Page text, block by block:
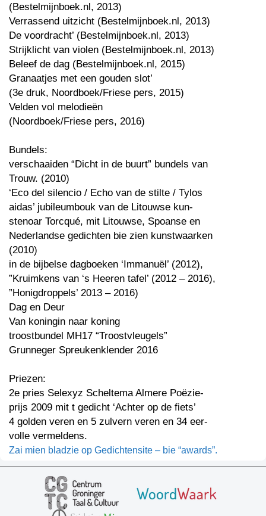
(Bestelmijnboek.nl, 2013)
Verrassend uitzicht (Bestelmijnboek.nl, 2013)
De voordracht’ (Bestelmijnboek.nl, 2013)
Strijklicht van violen (Bestelmijnboek.nl, 2013)
Beleef de dag (Bestelmijnboek.nl, 2015)
Granaatjes met een gouden slot’
(3e druk, Noordboek/Friese pers, 2015)
Velden vol melodieën
(Noordboek/Friese pers, 2016)
Bundels:
verschaaiden “Dicht in de buurt” bundels van
Trouw. (2010)
‘Eco del silencio / Echo van de stilte / Tylos
aidas’ jubileumbouk van de Litouwse kun-
stenoar Torcqué, mit Litouwse, Spoanse en
Nederlandse gedichten bie zien kunstwaarken
(2010)
in de bijbelse dagboeken ‘Immanuël’ (2012),
”Kruimkens van ‘s Heeren tafel’ (2012 – 2016),
”Honigdroppels’ 2013 – 2016)
Dag en Deur
Van koningin naar koning
troostbundel MH17 “Troostvleugels”
Grunneger Spreukenklender 2016
Priezen:
2e pries Selexyz Scheltema Almere Poëzie-
prijs 2009 mit t gedicht ‘Achter op de fiets’
4 golden veren en 5 zulvern veren en 34 eer-
volle vermeldens.
Zai mien bladzie op Gedichtensite – bie “awards”.